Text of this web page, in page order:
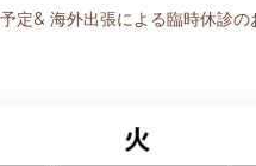
定& 海外出張による臨時休診の